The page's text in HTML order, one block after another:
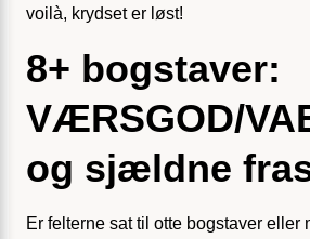
voilà, krydset er løst!
8+ bogstaver:
VÆRSGOD/
og sjældne
Er felterne sat til otte bogstaver eller